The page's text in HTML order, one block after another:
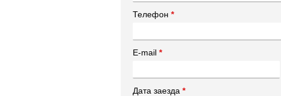
Телефон *
E-mail *
Дата заезда *